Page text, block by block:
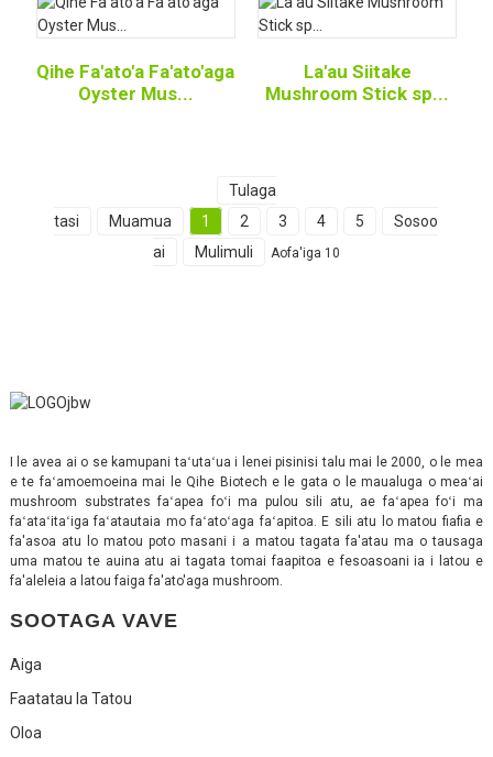
Qihe Fa'ato'a Fa'ato'aga
Oyster Mus...
La'au Siitake
Mushroom Stick sp...
Tulaga
tasi
Muamua 1 2 3 4 5
Sosoo
ai
Mulimuli Aofa'iga 10
I le avea ai o se kamupani taʻutaʻua i lenei pisinisi talu mai le 2000, o le mea
e te faʻamoemoeina mai le Qihe Biotech e le gata o le maualuga o meaʻai
mushroom substrates faʻapea foʻi ma pulou sili atu, ae faʻapea foʻi ma
faʻataʻitaʻiga faʻatautaia mo faʻatoʻaga faʻapitoa. E sili atu lo matou fiafia e
fa'asoa atu lo matou poto masani i a matou tagata fa'atau ma o tausaga
uma matou te auina atu ai tagata tomai faapitoa e fesoasoani ia i latou e
fa'aleleia a latou faiga fa'ato'aga mushroom.
SOOTAGA VAVE
Aiga
Faatatau Ia Tatou
Oloa